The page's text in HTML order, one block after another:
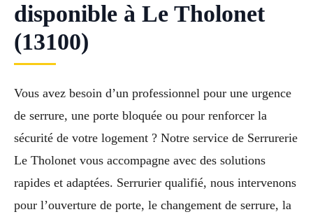
disponible à Le Tholonet
(13100)
Vous avez besoin d’un professionnel pour une urgence
de serrure, une porte bloquée ou pour renforcer la
sécurité de votre logement ? Notre service de Serrurerie
Le Tholonet vous accompagne avec des solutions
rapides et adaptées. Serrurier qualifié, nous intervenons
pour l’ouverture de porte, le changement de serrure, la